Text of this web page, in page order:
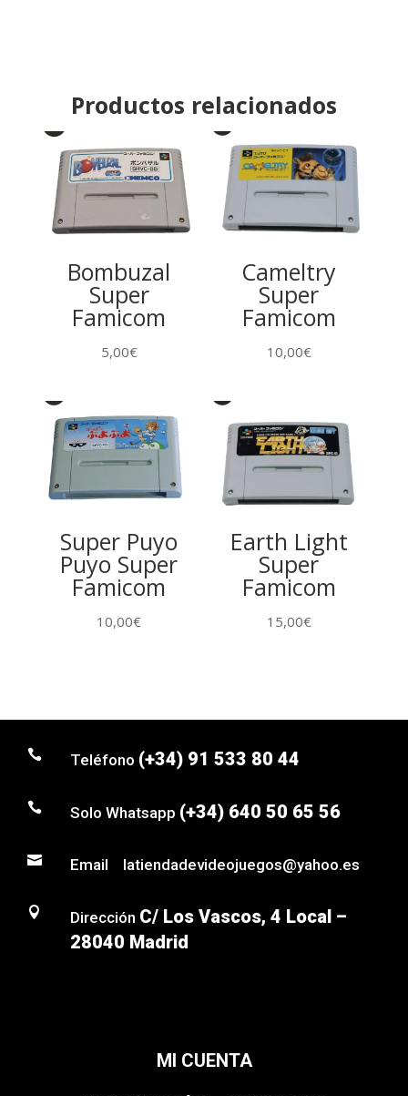
Productos relacionados
Bombuzal
Super
Famicom
5,00€
Cameltry
Super
Famicom
10,00€
Super Puyo
Puyo Super
Famicom
10,00€
Earth Light
Super
Famicom
15,00€
 Teléfono (+34) 91 533 80 44
 Solo Whatsapp (+34) 640 50 65 56
 Email latiendadevideojuegos@yahoo.es
 Dirección C/ Los Vascos, 4 Local –
28040 Madrid
MI CUENTA